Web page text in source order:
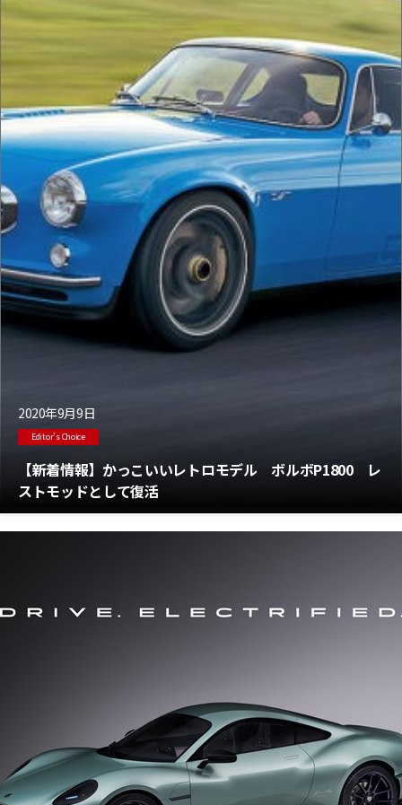
2020年9月9日
Editor's Choice
【新着情報】かっこいいレトロモデル ボルボP1800 レ
ストモッドとして復活